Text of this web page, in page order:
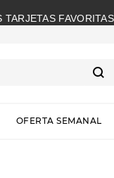
FAVORITAS
OFERTA SEMANAL